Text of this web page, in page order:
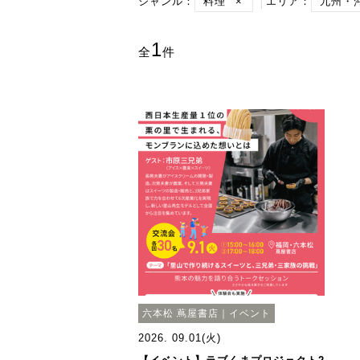
全1件
六本松 蔦屋書店｜イベント
2026. 09.01(火)